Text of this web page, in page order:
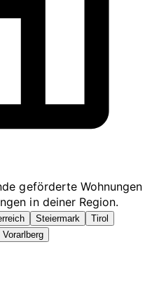
geförderte Wohnungen
in deiner Region.
Steiermark
Tirol
Vorarlberg